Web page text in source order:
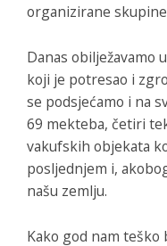
organizirane skupine
Danas obilježavamo
koji je potresao i
se podsjećamo i na
69 mekteba, četiri
vakufskih objekata
posljednjem i,
našu zemlju.
Kako god nam teško